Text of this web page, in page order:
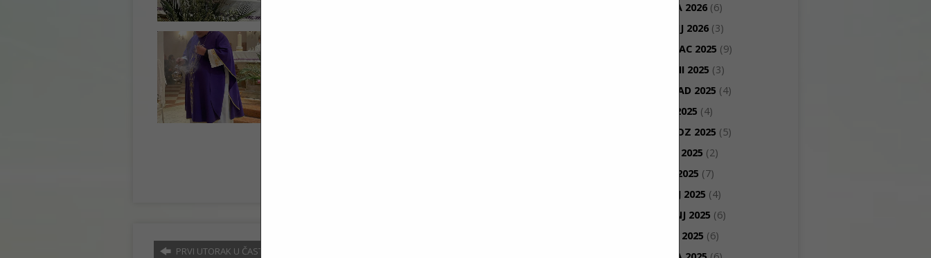
PRVI UTORAK U ČAST SV.…
VELJAČA 2026 (6)
SIJEČANJ 2026 (3)
PROSINAC 2025 (9)
STUDENI 2025 (3)
LISTOPAD 2025 (4)
RUJAN 2025 (4)
KOLOVOZ 2025 (5)
SRPANJ 2025 (2)
LIPANJ 2025 (7)
SVIBANJ 2025 (4)
TRAVANJ 2025 (6)
OŽUJAK 2025 (6)